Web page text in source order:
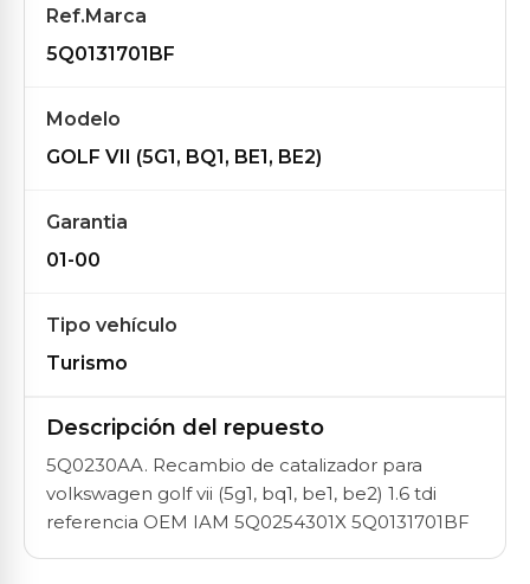
Ref.Marca
5Q0131701BF
Modelo
GOLF VII (5G1, BQ1, BE1, BE2)
Garantia
01-00
Tipo vehículo
Turismo
Descripción del repuesto
5Q0230AA. Recambio de catalizador para
volkswagen golf vii (5g1, bq1, be1, be2) 1.6 tdi
referencia OEM IAM 5Q0254301X 5Q0131701BF